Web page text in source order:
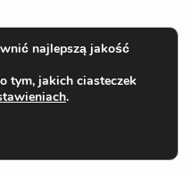
najlepszą jakość
tym, jakich ciasteczek
.